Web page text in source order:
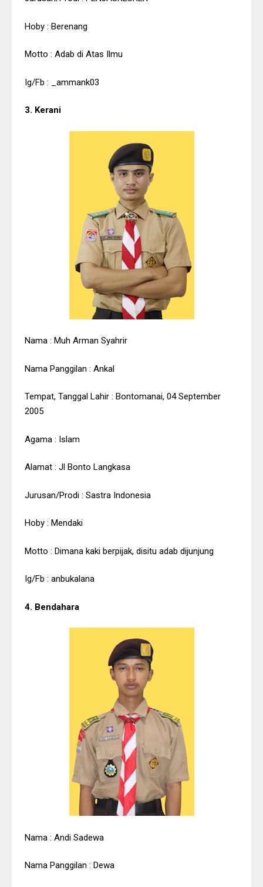
Hoby : Berenang
Motto : Adab di Atas Ilmu
Ig/Fb : _ammank03
3. Kerani
Nama : Muh Arman Syahrir
Nama Panggilan : Ankal
Tempat, Tanggal Lahir : Bontomanai, 04 September
2005
Agama : Islam
Alamat : Jl Bonto Langkasa
Jurusan/Prodi : Sastra Indonesia
Hoby : Mendaki
Motto : Dimana kaki berpijak, disitu adab dijunjung
Ig/Fb : anbukalana
4. Bendahara
Nama : Andi Sadewa
Nama Panggilan : Dewa